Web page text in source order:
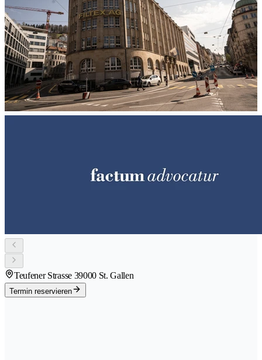
Teufener Strasse 39000 St. Gallen
Termin reservieren